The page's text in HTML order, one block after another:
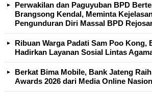
Perwakilan dan Paguyuban BPD
Brangsong Kendal, Meminta
Pengunduran Diri Massal BPD
Ribuan Warga Padati Sam Poo Kong,
Hadirkan Layanan Sosial Lintas
Berkat Bima Mobile, Bank Jateng
Awards 2026 dari Media Online